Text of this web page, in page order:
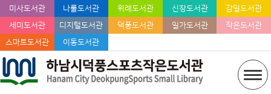
미사도서관 나룰도서관 위례도서관 신장도서관
감일도서관
세미도서관
디지털도서관 덕풍도서관 일가도서관
작은도서관
스마트도서관
이동도서관